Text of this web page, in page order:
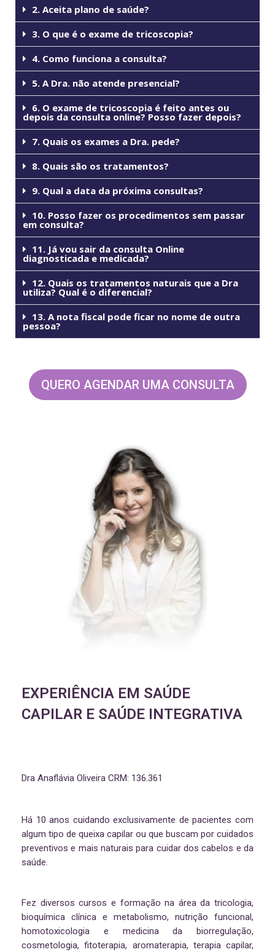
2. Aceita plano de saúde?
3. O que é o exame de tricoscopia?
4. Como funciona a consulta?
5. A Dra. não atende presencial?
6. O exame de tricoscopia é feito antes ou
depois da consulta online? Posso fazer depois?
7. Quais os exames a Dra. pede?
8. Quais são os tratamentos?
9. Qual a data da próxima consultas?
10. Posso fazer os procedimentos sem passar
em consulta?
11. Já vou sair da consulta Online
diagnosticada e medicada?
12. Quais os tratamentos naturais que a Dra
utiliza? Qual é o diferencial?
13. A nota fiscal pode ficar no nome de outra
pessoa?
QUERO AGENDAR UMA CONSULTA
EXPERIÊNCIA EM SAÚDE
CAPILAR E SAÚDE INTEGRATIVA
Dra Anaflávia Oliveira CRM: 136.361
Há 10 anos cuidando exclusivamente de pacientes com
algum tipo de queixa capilar ou que buscam por cuidados
preventivos e mais naturais para cuidar dos cabelos e da
saúde.
Fez diversos cursos e formação na área da tricologia,
bioquímica clínica e metabolismo, nutrição funcional,
homotoxicologia e medicina da biorregulação,
cosmetologia, fitoterapia, aromaterapia, terapia capilar,